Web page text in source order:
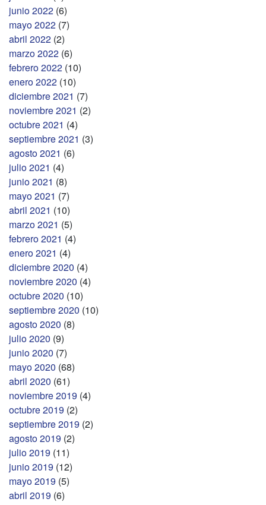
junio 2022 (6)
mayo 2022 (7)
abril 2022 (2)
marzo 2022 (6)
febrero 2022 (10)
enero 2022 (10)
diciembre 2021 (7)
noviembre 2021 (2)
octubre 2021 (4)
septiembre 2021 (3)
agosto 2021 (6)
julio 2021 (4)
junio 2021 (8)
mayo 2021 (7)
abril 2021 (10)
marzo 2021 (5)
febrero 2021 (4)
enero 2021 (4)
diciembre 2020 (4)
noviembre 2020 (4)
octubre 2020 (10)
septiembre 2020 (10)
agosto 2020 (8)
julio 2020 (9)
junio 2020 (7)
mayo 2020 (68)
abril 2020 (61)
noviembre 2019 (4)
octubre 2019 (2)
septiembre 2019 (2)
agosto 2019 (2)
julio 2019 (11)
junio 2019 (12)
mayo 2019 (5)
abril 2019 (6)